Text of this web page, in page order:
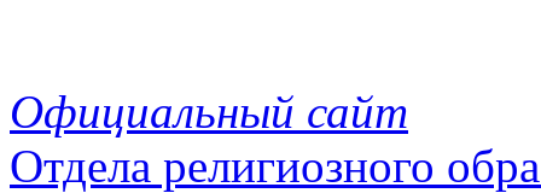
Официальный сайт
Отдела религиозного